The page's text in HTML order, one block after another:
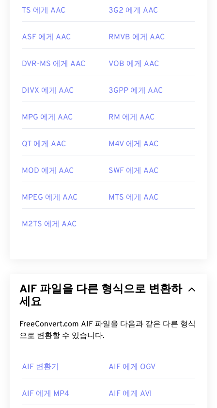
TS 에게 AAC 3G2 에게 AAC
ASF 에게 AAC RMVB 에게 AAC
DVR-MS 에게 AAC VOB 에게 AAC
DIVX 에게 AAC 3GPP 에게 AAC
MPG 에게 AAC RM 에게 AAC
QT 에게 AAC M4V 에게 AAC
MOD 에게 AAC SWF 에게 AAC
MPEG 에게 AAC MTS 에게 AAC
M2TS 에게 AAC
AIF 파일을 다른 형식으로 변환하
세요
FreeConvert.com AIF 파일을 다음과 같은 다른 형식
으로 변환할 수 있습니다.
AIF 변환기 AIF 에게 OGV
AIF 에게 MP4 AIF 에게 AVI